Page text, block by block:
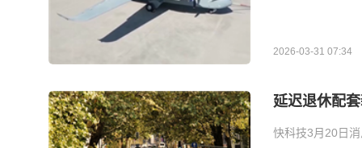
2026-03-31 07:34
延迟退休配
快科技3月20日